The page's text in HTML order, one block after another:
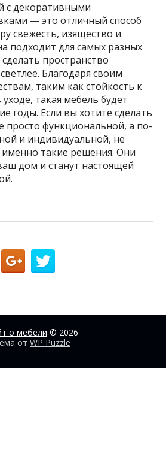
с декоративными
— это отличный способ
свежесть, изящество и
подходит для самых разных
пространство
Благодаря своим
таким как стойкость к
такая мебель будет
годы. Если вы хотите сделать
просто функциональной, а по-
и индивидуальной, не
такие решения. Они
дом и станут настоящей
о мебели © 2026
от WP Puzzle